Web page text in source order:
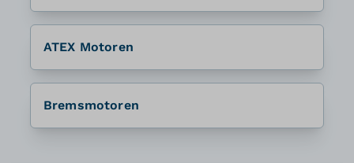
ATEX Motoren
Bremsmotoren